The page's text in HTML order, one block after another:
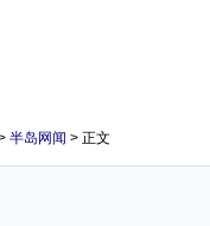
半岛网闻 > 正文